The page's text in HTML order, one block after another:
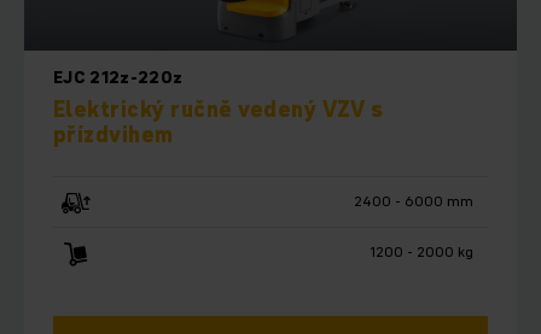
EJC 212z-220z
Elektrický ručně vedený VZV s
přízdvihem
2400 - 6000 mm
1200 - 2000 kg